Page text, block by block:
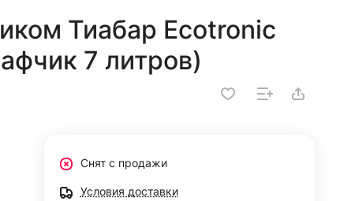
Тиабар Ecotronic
7 литров)
Снят с продажи
Условия доставки